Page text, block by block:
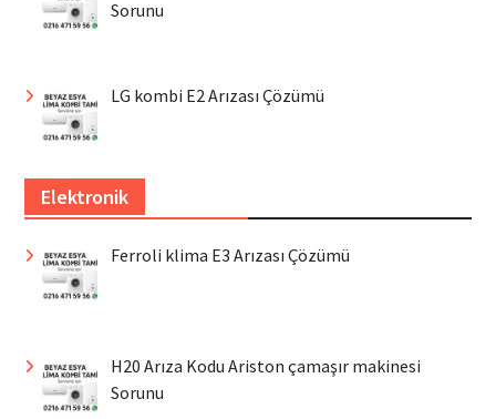
Sorunu
LG kombi E2 Arızası Çözümü
Elektronik
Ferroli klima E3 Arızası Çözümü
H20 Arıza Kodu Ariston çamaşır makinesi
Sorunu